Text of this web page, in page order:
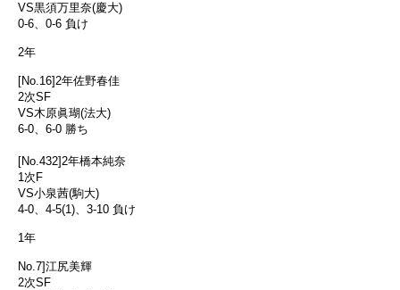
VS黒須万里奈(慶大)
0-6、0-6 負け
2年
[No.16]2年佐野春佳
2次SF
VS木原眞瑚(法大)
6-0、6-0 勝ち
[No.432]2年橋本純奈
1次F
VS小泉茜(駒大)
4-0、4-5(1)、3-10 負け
1年
No.7]江尻美輝
2次SF